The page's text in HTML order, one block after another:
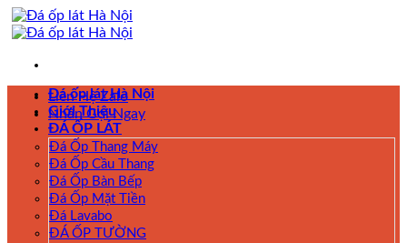
Skip
to
Liên Hệ Zalo
Nhấn Gọi Ngay
Đá ốp lát Hà Nội
Giới Thiệu
ĐÁ ỐP LÁT
Đá Ốp Thang Máy
Đá Ốp Cầu Thang
Đá Ốp Bàn Bếp
Đá Ốp Mặt Tiền
Đá Lavabo
ĐÁ ỐP TƯỜNG